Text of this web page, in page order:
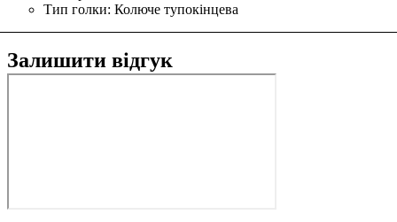
Тип голки: Колюче тупокінцева
Залишити відгук